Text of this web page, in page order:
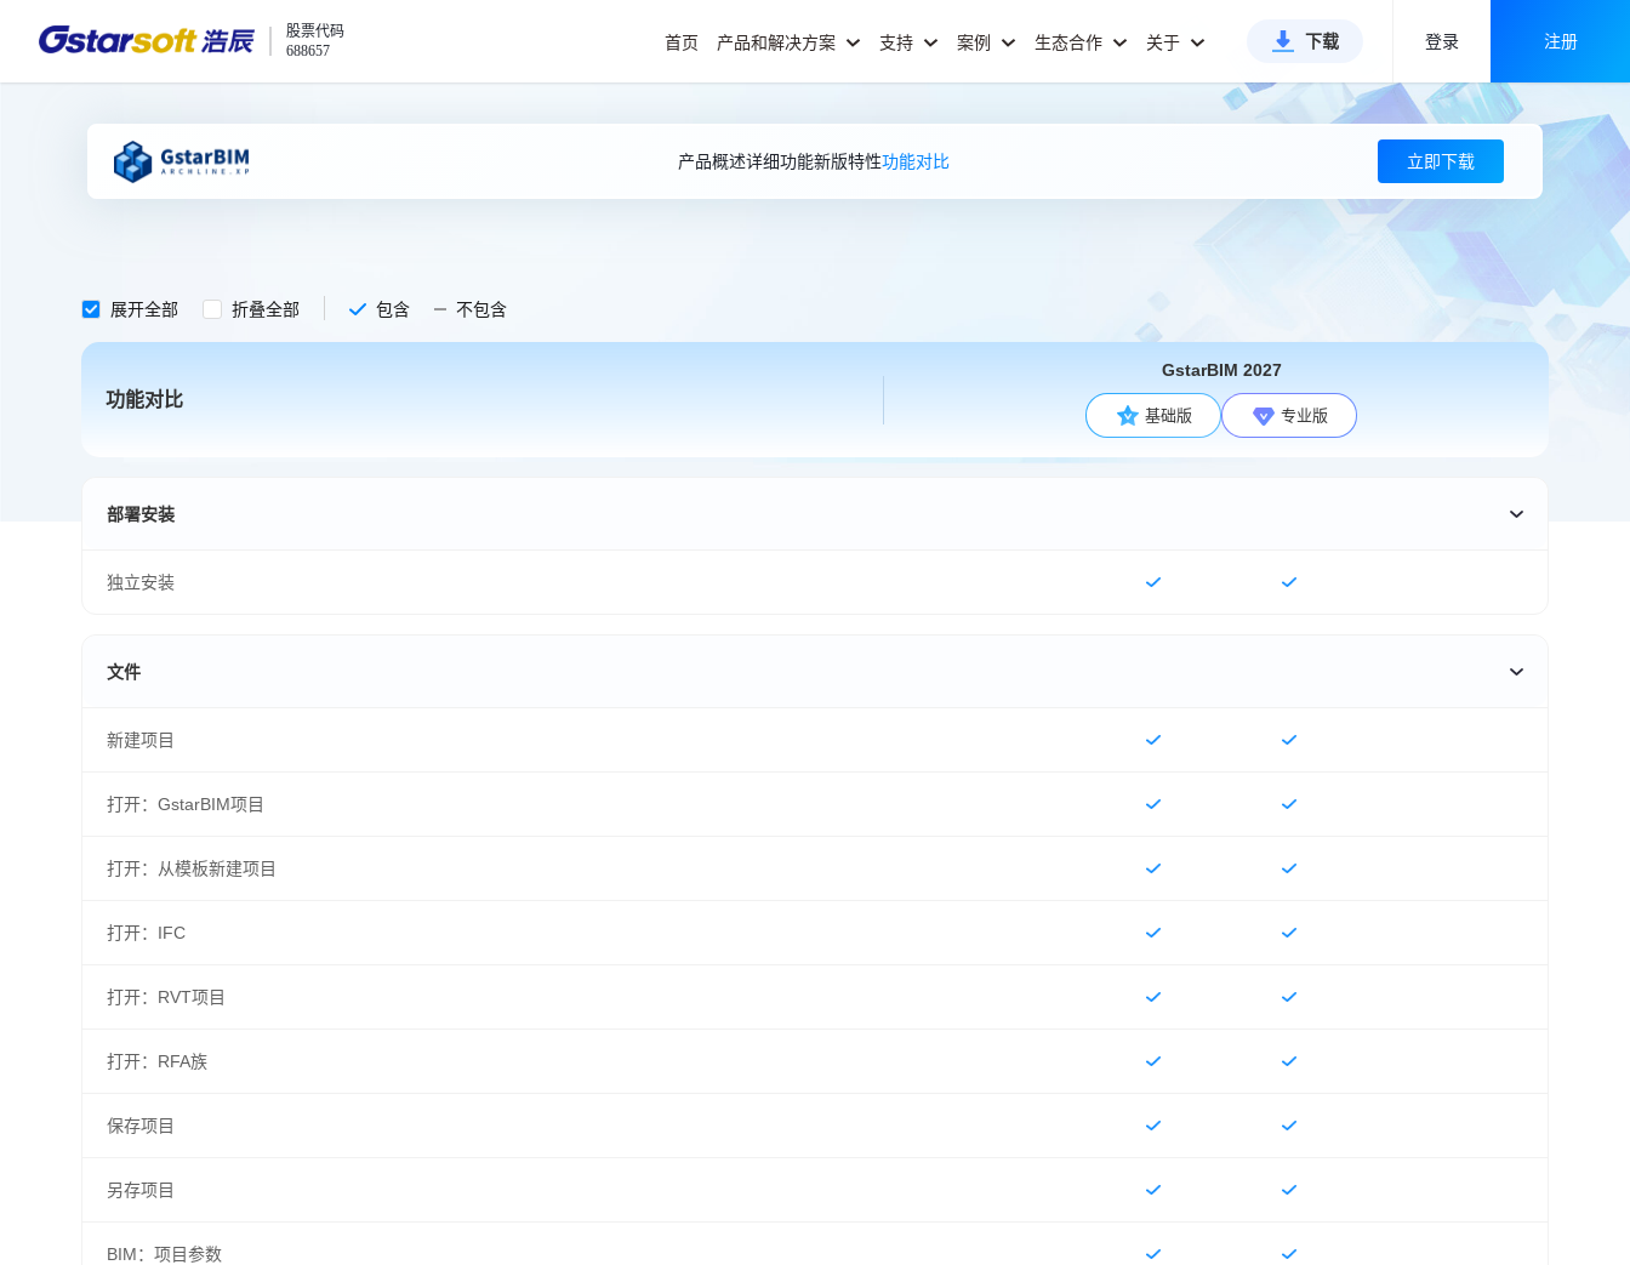
股票代码
688657
首页 产品和解决方案 支持 案例 生态合作 关于 下载 登录 注册
产品概述详细功能新版特性功能对比 立即下载
展开全部 折叠全部 包含 不包含
功能对比
GstarBIM 2027
基础版 专业版
部署安装
独立安装
文件
新建项目
打开：GstarBIM项目
打开：从模板新建项目
打开：IFC
打开：RVT项目
打开：RFA族
保存项目
另存项目
BIM：项目参数